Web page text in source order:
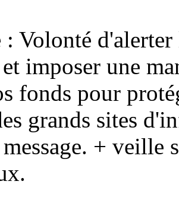
Volonté
imposer une
fonds pour
grands sites
message. + veille